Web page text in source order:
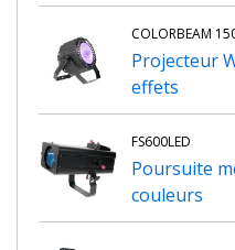
COLORBEAM
Projecteur
effets
FS600LED
Poursuite
couleurs